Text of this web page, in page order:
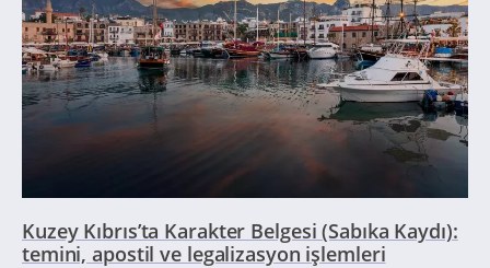
Kuzey Kıbrıs’ta Karakter Belgesi (Sabıka Kaydı):
temini, apostil ve legalizasyon işlemleri